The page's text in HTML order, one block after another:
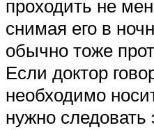
проходить не
снимая его в
обычно тоже
Если доктор
необходимо
нужно следовать